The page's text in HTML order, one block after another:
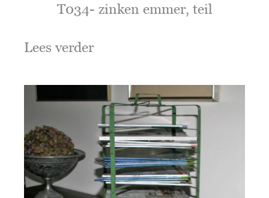
T034- zinken emmer, teil
Lees verder